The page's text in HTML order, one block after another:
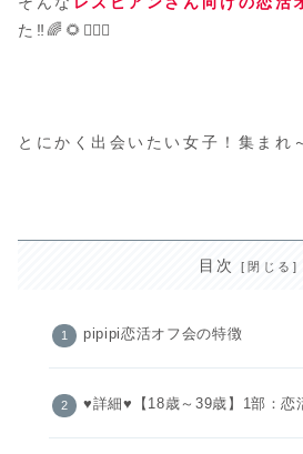
た‼️🌈🌻👩‍❤️‍👩
とにかく出会いたい女子！集まれ
目次
pipipi恋活オフ会の特徴
♥️詳細♥️【18歳～39歳】1部：恋